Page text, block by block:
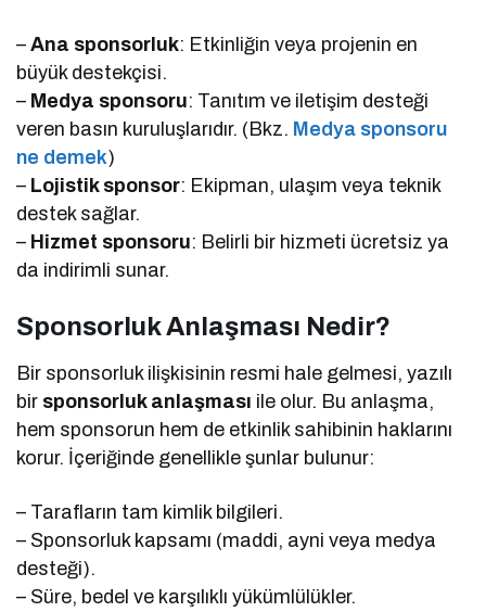
–Ana sponsorluk: Etkinliğin veya projenin en
büyük destekçisi.
– Medya sponsoru: Tanıtım ve iletişim desteği
veren basın kuruluşlarıdır. (Bkz. Medya sponsoru
ne demek)
– Lojistik sponsor: Ekipman, ulaşım veya teknik
destek sağlar.
– Hizmet sponsoru: Belirli bir hizmeti ücretsiz ya
da indirimli sunar.
Sponsorluk Anlaşması Nedir?
Bir sponsorluk ilişkisinin resmi hale gelmesi, yazılı
bir sponsorluk anlaşması ile olur. Bu anlaşma,
hem sponsorun hem de etkinlik sahibinin haklarını
korur. İçeriğinde genellikle şunlar bulunur:
– Tarafların tam kimlik bilgileri.
– Sponsorluk kapsamı (maddi, ayni veya medya
desteği).
– Süre, bedel ve karşılıklı yükümlülükler.